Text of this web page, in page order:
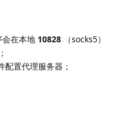
会在本地 10828 （socks5）
置代理服务器；